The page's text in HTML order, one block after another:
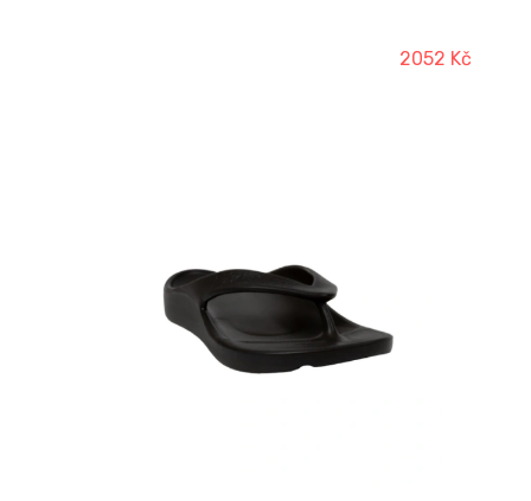
Vložka: anatomická vyjímatelná vložka Ortholite®2052 Kč